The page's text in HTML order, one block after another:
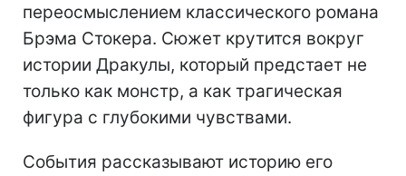
переосмыслением классического романа
Брэма Стокера. Сюжет крутится вокруг
истории Дракулы, который предстает не
только как монстр, а как трагическая
фигура с глубокими чувствами.
События рассказывают историю его